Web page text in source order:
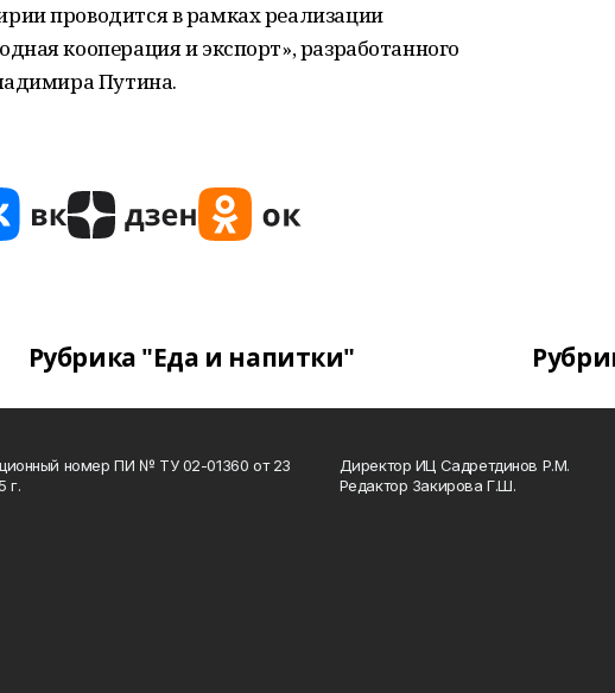
проводится в рамках реализации
кооперация и экспорт», разработанного
Путина.
Рубрика "Еда и напитки"
номер ПИ № ТУ 02-01360 от 23
г.
Директор ИЦ Садретдинов Р.М.
Редактор Закирова Г.Ш.